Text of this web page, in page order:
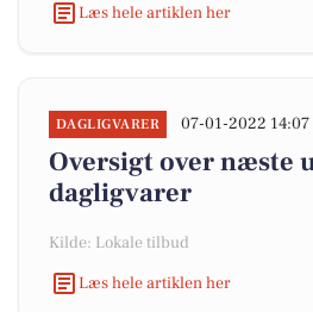
Læs hele artiklen her
DAGLIGVARER 07-01-2022 14:07
Oversigt over næste
dagligvarer
Kilde: Lokale tilbud
Læs hele artiklen her